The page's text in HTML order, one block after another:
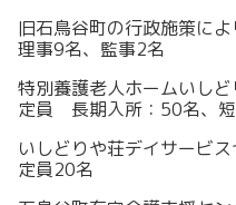
旧石鳥谷町の行政施策に
理事9名、監事2名
特別養護老人ホームいし
定員 長期入所：50名、
いしどりや荘デイサービ
定員20名